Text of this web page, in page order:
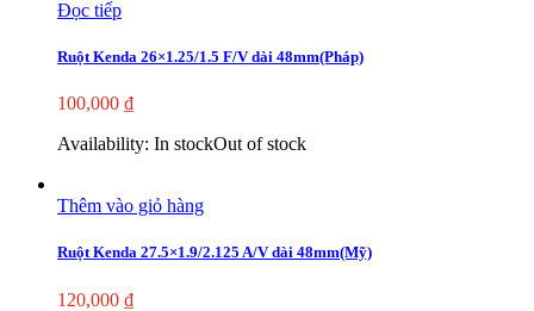
Đọc tiếp
Ruột Kenda 26×1.25/1.5 F/V dài 48mm(Pháp)
100,000 ₫
Availability: In stockOut of stock
Thêm vào giỏ hàng
Ruột Kenda 27.5×1.9/2.125 A/V dài 48mm(Mỹ)
120,000 ₫